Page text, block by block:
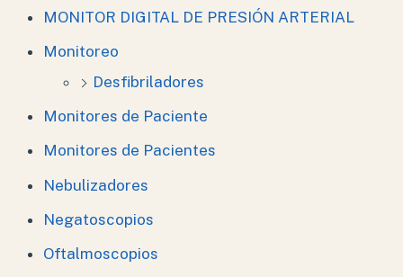
MONITOR DIGITAL DE PRESIÓN ARTERIAL
Monitoreo
Desfibriladores
Monitores de Paciente
Monitores de Pacientes
Nebulizadores
Negatoscopios
Oftalmoscopios